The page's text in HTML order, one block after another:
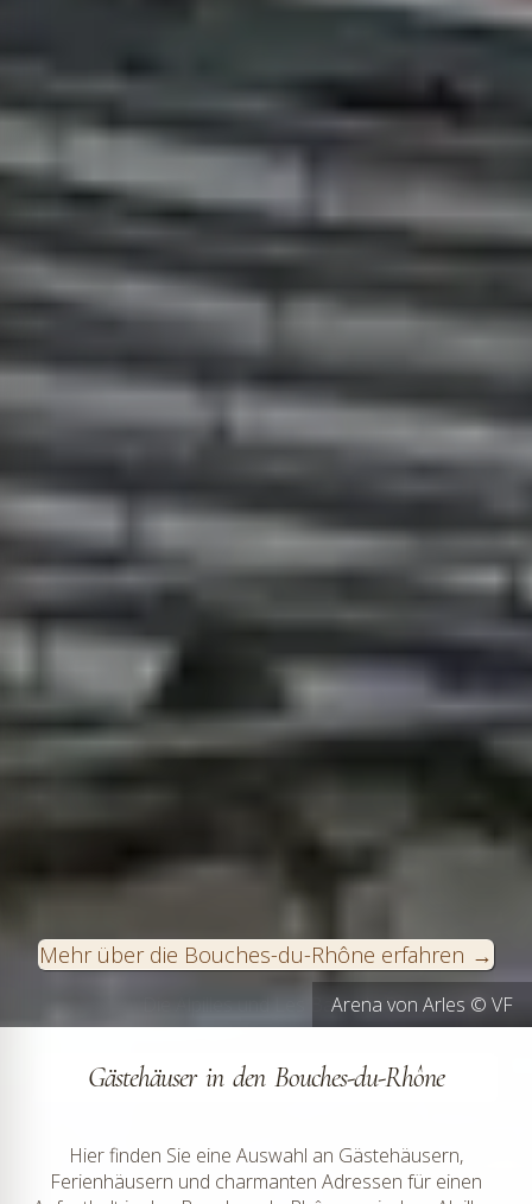
Arena von Arles © VF
Mehr über die Bouches-du-Rhône erfahren
Gästehäuser in den Bouches-du-Rhône
Hier finden Sie eine Auswahl an Gästehäusern,
Ferienhäusern und charmanten Adressen für einen